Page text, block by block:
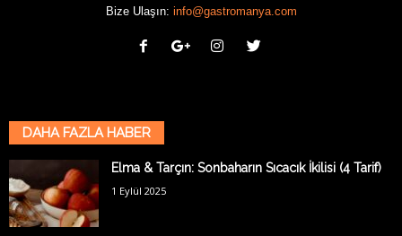
Bize Ulaşın: info@gastromanya.com
DAHA FAZLA HABER
Elma & Tarçın: Sonbaharın Sıcacık İkilisi (4 Tarif)
1 Eylül 2025